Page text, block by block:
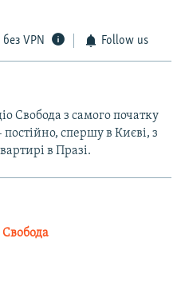
VPN Follow us
Свобода з самого початку
постійно, спершу в Києві, з
в Празі.
Свобода